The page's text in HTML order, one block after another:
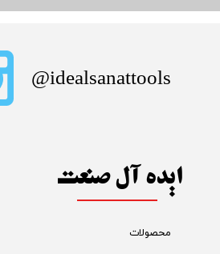
ایده آل صنعت
محصولات
​idealsanattools@